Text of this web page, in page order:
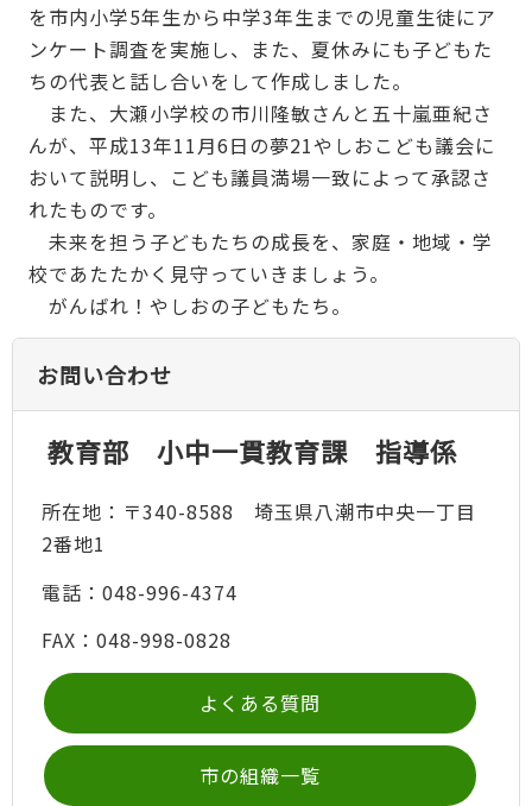
を市内小学5年生から中学3年生までの児童生徒にア
ンケート調査を実施し、また、夏休みにも子どもた
ちの代表と話し合いをして作成しました。
また、大瀬小学校の市川隆敏さんと五十嵐亜紀さ
んが、平成13年11月6日の夢21やしおこども議会に
おいて説明し、こども議員満場一致によって承認さ
れたものです。
未来を担う子どもたちの成長を、家庭・地域・学
校であたたかく見守っていきましょう。
がんばれ！やしおの子どもたち。
お問い合わせ
教育部 小中一貫教育課 指導係
所在地：〒340-8588 埼玉県八潮市中央一丁目
2番地1
電話：048-996-4374
FAX：048-998-0828
よくある質問
市の組織一覧